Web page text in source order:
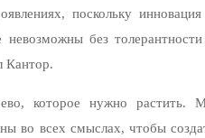
поскольку
без
Кантор.
которое нужно растить.
во всех смыслах, чтобы